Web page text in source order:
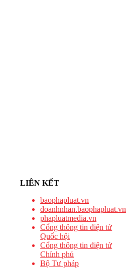
LIÊN KẾT
baophapluat.vn
doanhnhan.baophapluat.vn
phapluatmedia.vn
Cổng thông tin điện tử
Quốc hội
Cổng thông tin điện tử
Chính phủ
Bộ Tư pháp